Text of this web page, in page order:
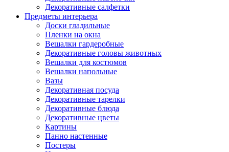
Декоративные салфетки
Предметы интерьера
Доски гладильные
Пленки на окна
Вешалки гардеробные
Декоративные головы животных
Вешалки для костюмов
Вешалки напольные
Вазы
Декоративная посуда
Декоративные тарелки
Декоративные блюда
Декоративные цветы
Картины
Панно настенные
Постеры